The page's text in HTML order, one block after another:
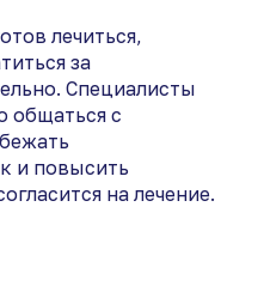
лечиться,
за
Специалисты
общаться с
и повысить
на лечение.